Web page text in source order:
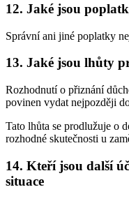
12. Jaké jsou
Správní ani jiné poplatky
13. Jaké jsou lhůty
Rozhodnutí o přiznání
povinen vydat nejpozději
Tato lhůta se prodlužuje o
rozhodné skutečnosti u
14. Kteří jsou další
situace